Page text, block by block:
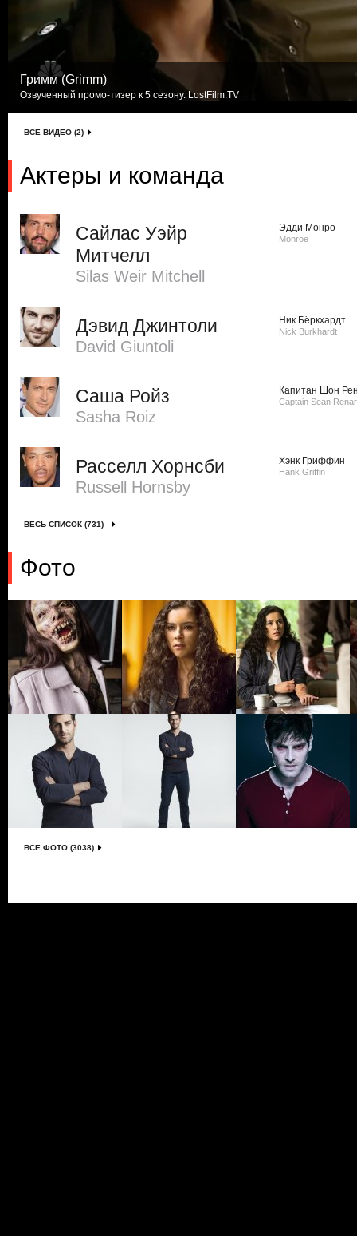
Гримм (Grimm)
Озвученный промо-тизер к 5 сезону. LostFilm.TV
ВСЕ ВИДЕО (2)
Актеры и команда
Сайлас Уэйр
Митчелл
Silas Weir Mitchell
Эдди Монро
Monroe
Дэвид Джинтоли
David Giuntoli
Ник Бёркхардт
Nick Burkhardt
Саша Ройз
Sasha Roiz
Капитан Шон
Captain Sean
Расселл Хорнсби
Russell Hornsby
Хэнк Гриффин
Hank Griffin
ВЕСЬ СПИСОК (731)
Фото
ВСЕ ФОТО (3038)